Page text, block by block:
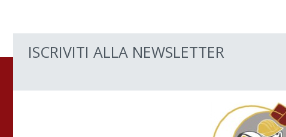
ISCRIVITI ALLA NEWSLETTER